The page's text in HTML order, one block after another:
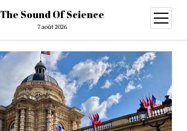
The Sound Of Science
7 août 2026
ouvrir
menu